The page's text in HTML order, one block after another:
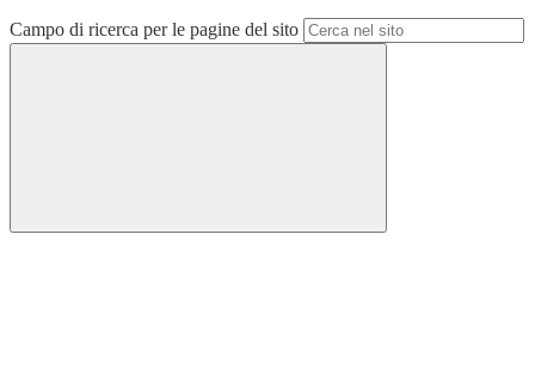
Campo di ricerca per le pagine del sito